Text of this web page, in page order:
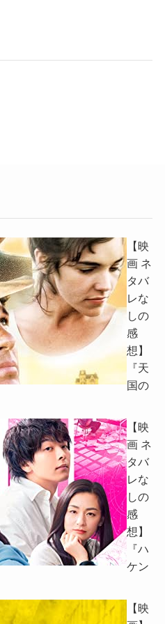
【映
画 ネ
タバ
レな
しの
感
想】
『天
国の
【映
画 ネ
タバ
レな
しの
感
想】
『ハ
ケン
【映